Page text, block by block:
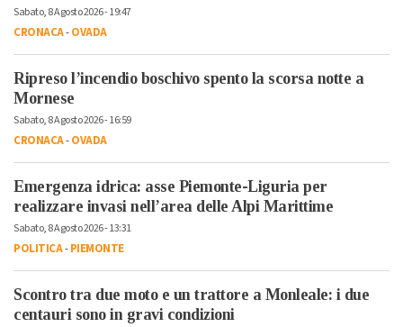
Sabato, 8 Agosto 2026 - 19:47
CRONACA-OVADA
Ripreso l’incendio boschivo spento la scorsa notte a
Mornese
Sabato, 8 Agosto 2026 - 16:59
CRONACA-OVADA
Emergenza idrica: asse Piemonte-Liguria per
realizzare invasi nell’area delle Alpi Marittime
Sabato, 8 Agosto 2026 - 13:31
POLITICA-PIEMONTE
Scontro tra due moto e un trattore a Monleale: i due
centauri sono in gravi condizioni